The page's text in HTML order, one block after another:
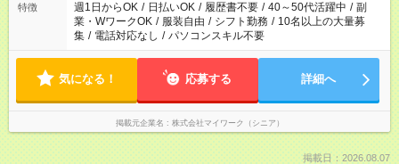
特徴 週1日からOK / 日払いOK / 履歴書不要 / 40～50代活躍中 / 副
業・WワークOK / 服装自由 / シフト勤務 / 10名以上の大量募
集 / 電話対応なし / パソコンスキル不要
気になる！ 応募する 詳細へ
掲載元企業名 株式会社マイワーク（シニア）
掲載日：2026.08.07